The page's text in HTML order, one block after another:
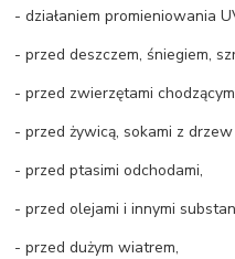
- działaniem promieniowania
- przed deszczem, śniegiem,
- przed zwierzętami
- przed żywicą, sokami z
- przed ptasimi odchodami,
- przed olejami i innymi
- przed dużym wiatrem,